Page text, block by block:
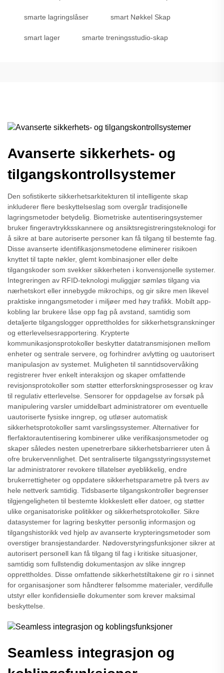
smarte lagringslåser smart Nøkkel Skap
smart lager smarte treningsstudio-skap
Avanserte sikkerhets- og
tilgangskontrollsystemer
Den sofistikerte sikkerhetsarkitekturen til intelligente skap
inkluderer flere beskyttelseslag som overgår tradisjonelle
lagringsmetoder betydelig. Biometriske autentiseringsystemer
bruker fingeravtrykksskannere og ansiktsregistreringsteknologi for
å sikre at bare autoriserte personer kan få tilgang til bestemte fag.
Disse avanserte identifikasjonsmetodene eliminerer risikoen
knyttet til tapte nøkler, glemt kombinasjoner eller delte
tilgangskoder som svekker sikkerheten i konvensjonelle systemer.
Integreringen av RFID-teknologi muliggjør sømløs tilgang via
nærhetskort eller innebygde mikrochips, og gir sikre men likevel
praktiske inngangsmetoder i miljøer med høy trafikk. Mobilt app-
kobling lar brukere låse opp fag på avstand, samtidig som
detaljerte tilgangslogger opprettholdes for sikkerhetsgranskninger
og etterlevelsesrapportering. Krypterte
kommunikasjonsprotokoller beskytter datatransmisjonen mellom
enheter og sentrale servere, og forhindrer avlytting og uautorisert
manipulasjon av systemet. Muligheten til sanntidsovervåking
registrerer hver enkelt interaksjon og skaper omfattende
revisjonsprotokoller som støtter etterforskningsprosesser og krav
til regulativ etterlevelse. Sensorer for oppdagelse av forsøk på
manipulering varsler umiddelbart administratorer om eventuelle
uautoriserte fysiske inngrep, og utløser automatisk
sikkerhetsprotokoller samt varslingssystemer. Alternativer for
flerfaktorautentisering kombinerer ulike verifikasjonsmetoder og
skaper således nesten upenetrerbare sikkerhetsbarrierer uten å
ofre brukervennlighet. Det sentraliserte tilgangsstyringssystemet
lar administratorer revokere tillatelser øyeblikkelig, endre
brukerrettigheter og oppdatere sikkerhetsparametre på tvers av
hele nettverk samtidig. Tidsbaserte tilgangskontroller begrenser
tilgjengeligheten til bestemte klokkeslett eller datoer, og støtter
ulike organisatoriske politikker og sikkerhetsprotokoller. Sikre
datasystemer for lagring beskytter personlig informasjon og
tilgangshistorikk ved hjelp av avanserte krypteringsmetoder som
overstiger bransjestandarder. Nødoverstyringsfunksjoner sikrer at
autorisert personell kan få tilgang til fag i kritiske situasjoner,
samtidig som fullstendig dokumentasjon av slike inngrep
opprettholdes. Disse omfattende sikkerhetstiltakene gir ro i sinnet
for organisasjoner som håndterer følsomme materialer, verdifulle
utstyr eller konfidensielle dokumenter som krever maksimal
beskyttelse.
Seamless integrasjon og